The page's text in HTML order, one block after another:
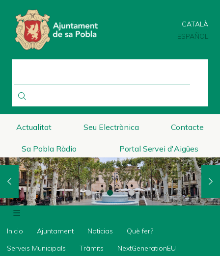
contenido
principal
CATALÀ
ESPAÑOL
Actualitat Seu Electrònica Contacte
Sa Pobla Ràdio Portal Servei d'Aigües
Inicio
Ajuntament
Inicio Ajuntament Noticias
Què fer?
Serveis Municipals
Tràmits NextGenerationEU